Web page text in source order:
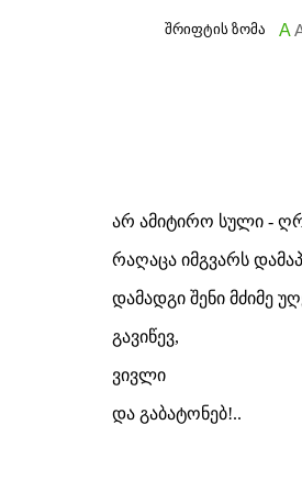
შრიფტის ზომა A
არ ამიტირო სული -
რაღაცა იმგვარს
დამადგი შენი მძიმე
გავიწევ,
ვივლი
და გაბატონებ!..